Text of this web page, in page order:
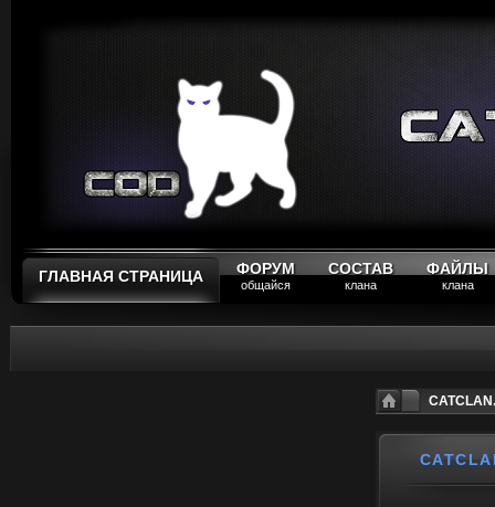
ГЛАВНАЯ СТРАНИЦА ФОРУМ
общайся
СОСТАВ
клана
ФАЙЛЫ
клана